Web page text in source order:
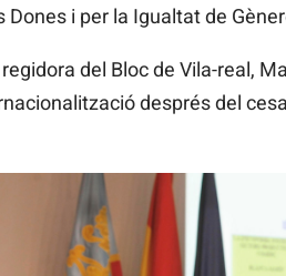
Dones i per la Igualtat de
del Bloc de Vila-real,
després del